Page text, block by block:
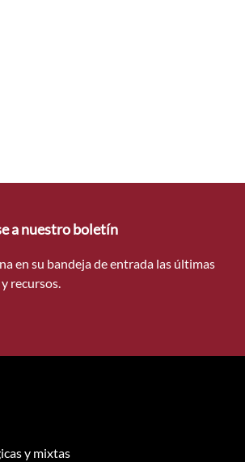
a nuestro boletín
en su bandeja de entrada las últimas
recursos.
y mixtas